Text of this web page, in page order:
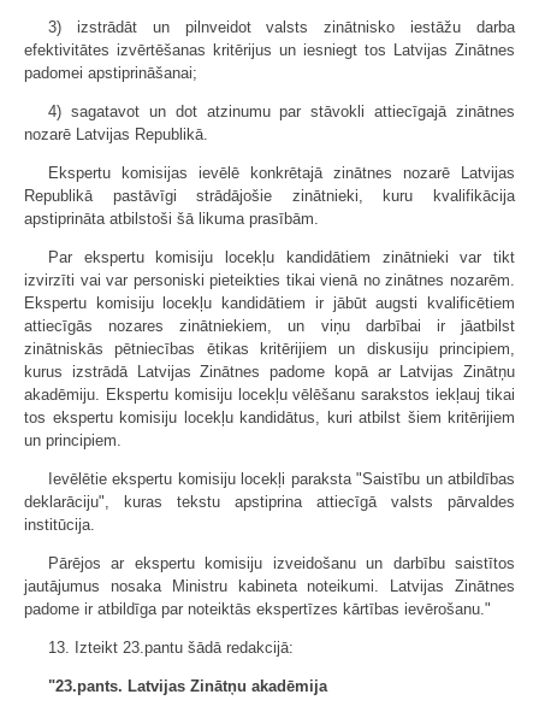
3) izstrādāt un pilnveidot valsts zinātnisko iestāžu darba
efektivitātes izvērtēšanas kritērijus un iesniegt tos Latvijas Zinātnes
padomei apstiprināšanai;
4) sagatavot un dot atzinumu par stāvokli attiecīgajā zinātnes
nozarē Latvijas Republikā.
Ekspertu komisijas ievēlē konkrētajā zinātnes nozarē Latvijas
Republikā pastāvīgi strādājošie zinātnieki, kuru kvalifikācija
apstiprināta atbilstoši šā likuma prasībām.
Par ekspertu komisiju locekļu kandidātiem zinātnieki var tikt
izvirzīti vai var personiski pieteikties tikai vienā no zinātnes nozarēm.
Ekspertu komisiju locekļu kandidātiem ir jābūt augsti kvalificētiem
attiecīgās nozares zinātniekiem, un viņu darbībai ir jāatbilst
zinātniskās pētniecības ētikas kritērijiem un diskusiju principiem,
kurus izstrādā Latvijas Zinātnes padome kopā ar Latvijas Zinātņu
akadēmiju. Ekspertu komisiju locekļu vēlēšanu sarakstos iekļauj tikai
tos ekspertu komisiju locekļu kandidātus, kuri atbilst šiem kritērijiem
un principiem.
Ievēlētie ekspertu komisiju locekļi paraksta "Saistību un atbildības
deklarāciju", kuras tekstu apstiprina attiecīgā valsts pārvaldes
institūcija.
Pārējos ar ekspertu komisiju izveidošanu un darbību saistītos
jautājumus nosaka Ministru kabineta noteikumi. Latvijas Zinātnes
padome ir atbildīga par noteiktās ekspertīzes kārtības ievērošanu."
13. Izteikt 23.pantu šādā redakcijā:
"23.pants. Latvijas Zinātņu akadēmija